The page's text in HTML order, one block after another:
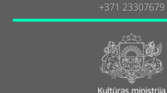
+371 23307679